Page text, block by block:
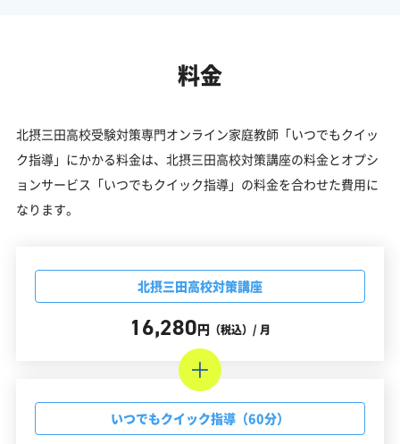
料金
北摂三田高校受験対策専門オンライン家庭教師「いつでもクイッ
ク指導」にかかる料金は、北摂三田高校対策講座の料金とオプシ
ョンサービス「いつでもクイック指導」の料金を合わせた費用に
なります。
北摂三田高校対策講座
16,280円 （税込）/ 月
いつでもクイック指導（60分）